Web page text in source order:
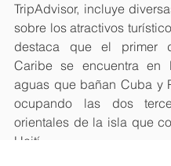
TripAdvisor, incluye
sobre los atractivos
destaca que el primer
Caribe se encuentra en
aguas que bañan Cuba y
ocupando las dos
orientales de la isla que
Haití.